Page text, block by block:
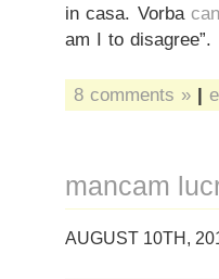
in casa. Vorba
am I to disagree”.
8 comments » |
mancam
AUGUST 10TH,